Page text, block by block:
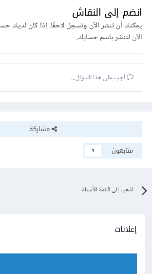
انضم إلى النقاش
يمكنك أن تنشر الآن وتسجل لاحقًا. إذا كان لديك
الآنلتنشر باسم حسابك.
أجب على هذا السؤال...
مشاركة
متابعون
1
اذهب إلى قائمة الأسئلة
إعلانات